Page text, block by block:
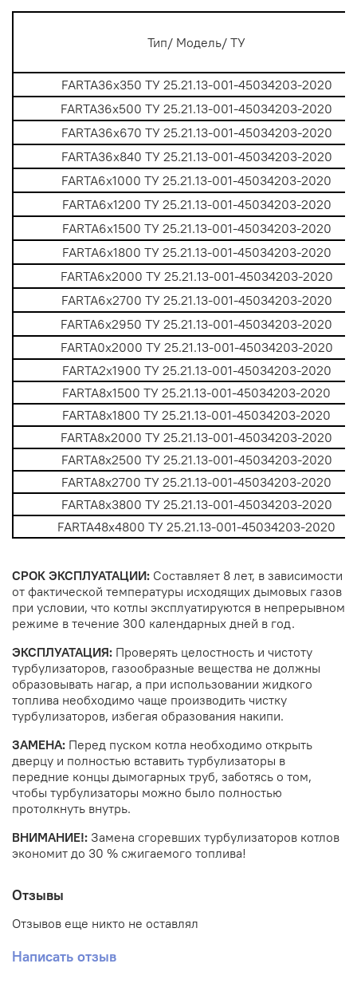
Тип/ Модель/ ТУ
FARTA36х350 ТУ 25.21.13-001-45034203-2020
FARTA36х500 ТУ 25.21.13-001-45034203-2020
FARTA36х670 ТУ 25.21.13-001-45034203-2020
FARTA36х840 ТУ 25.21.13-001-45034203-2020
FARTA6х1000 ТУ 25.21.13-001-45034203-2020
FARTA6x1200 ТУ 25.21.13-001-45034203-2020
FARTA6x1500 ТУ 25.21.13-001-45034203-2020
FARTA6х1800 ТУ 25.21.13-001-45034203-2020
FARTA6х2000 ТУ 25.21.13-001-45034203-2020
FARTA6х2700 ТУ 25.21.13-001-45034203-2020
FARTA6х2950 ТУ 25.21.13-001-45034203-2020
FARTA0х2000 ТУ 25.21.13-001-45034203-2020
FARTA2х1900 ТУ 25.21.13-001-45034203-2020
FARTA8x1500 ТУ 25.21.13-001-45034203-2020
FARTA8x1800 ТУ 25.21.13-001-45034203-2020
FARTA8x2000 ТУ 25.21.13-001-45034203-2020
FARTA8х2500 ТУ 25.21.13-001-45034203-2020
FARTA8x2700 ТУ 25.21.13-001-45034203-2020
FARTA8x3800 ТУ 25.21.13-001-45034203-2020
FARTA48x4800 ТУ 25.21.13-001-45034203-2020
СРОК ЭКСПЛУАТАЦИИ: Cоставляет 8 лет, в зависимости
от фактической температуры исходящих дымовых газов
при условии, что котлы эксплуатируются в непрерывном
режиме в течение 300 календарных дней в год.
ЭКСПЛУАТАЦИЯ: Проверять целостность и чистоту
турбулизаторов, газообразные вещества не должны
образовывать нагар, а при использовании жидкого
топлива необходимо чаще производить чистку
турбулизаторов, избегая образования накипи.
ЗАМЕНА: Перед пуском котла необходимо открыть
дверцу и полностью вставить турбулизаторы в
передние концы дымогарных труб, заботясь о том,
чтобы турбулизаторы можно было полностью
протолкнуть внутрь.
ВНИМАНИЕ!: Замена сгоревших турбулизаторов котлов
экономит до 30 % сжигаемого топлива!
Отзывы
Отзывов еще никто не оставлял
Написать отзыв